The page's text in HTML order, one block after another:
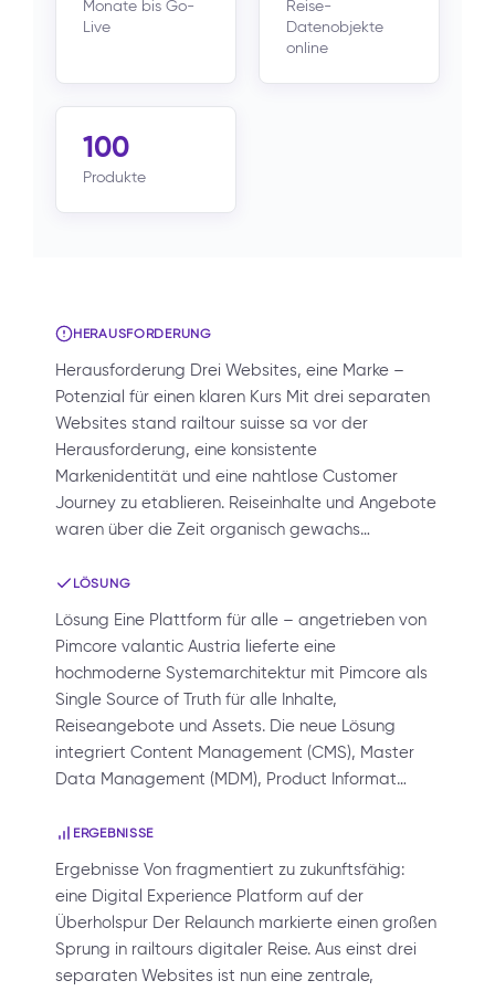
Monate bis Go-
Live
Reise-
Datenobjekte
online
100
Produkte
HERAUSFORDERUNG
Herausforderung Drei Websites, eine Marke –
Potenzial für einen klaren Kurs Mit drei separaten
Websites stand railtour suisse sa vor der
Herausforderung, eine konsistente
Markenidentität und eine nahtlose Customer
Journey zu etablieren. Reiseinhalte und Angebote
waren über die Zeit organisch gewachs…
LÖSUNG
Lösung Eine Plattform für alle – angetrieben von
Pimcore valantic Austria lieferte eine
hochmoderne Systemarchitektur mit Pimcore als
Single Source of Truth für alle Inhalte,
Reiseangebote und Assets. Die neue Lösung
integriert Content Management (CMS), Master
Data Management (MDM), Product Informat…
ERGEBNISSE
Ergebnisse Von fragmentiert zu zukunftsfähig:
eine Digital Experience Platform auf der
Überholspur Der Relaunch markierte einen großen
Sprung in railtours digitaler Reise. Aus einst drei
separaten Websites ist nun eine zentrale,